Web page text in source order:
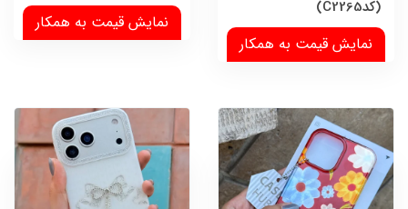
(کدC2265)
نمایش قیمت به همکار
نمایش قیمت به همکار